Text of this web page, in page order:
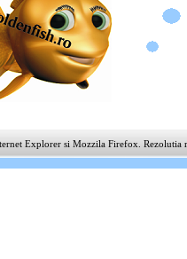
Explorer si Mozzila Firefox. Rezolutia